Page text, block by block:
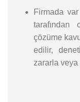
Firmada
tarafından
çözüme
edilir,
zararla veya